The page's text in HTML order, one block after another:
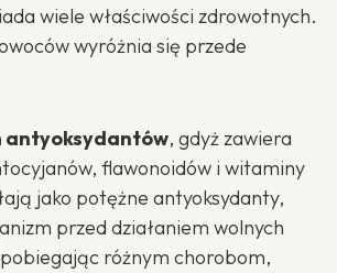
wiele właściwości zdrowotnych.
wyróżnia się przede
antyoksydantów, gdyż zawiera
flawonoidów i witaminy
jako potężne antyoksydanty,
przed działaniem wolnych
różnym chorobom,